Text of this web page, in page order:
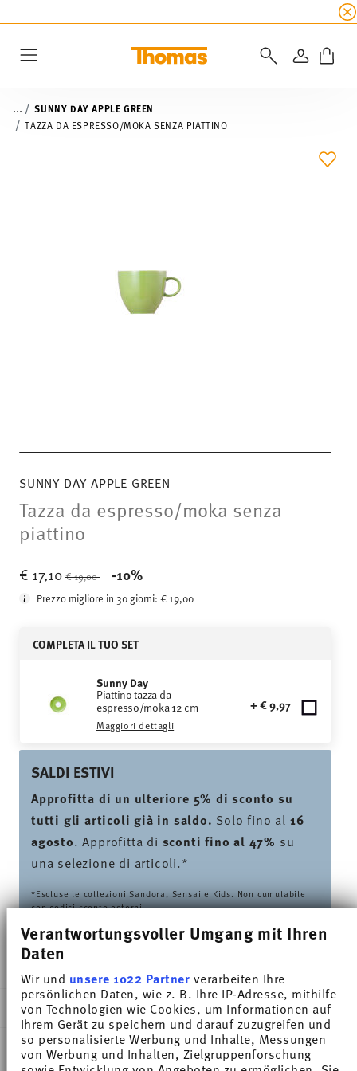
Verantwortungsvoller Umgang mit Ihren
Daten
Wir und unsere 1022 Partnerverarbeiten Ihre
persönlichen Daten, wie z. B. Ihre IP-Adresse, mithilfe
von Technologien wie Cookies, um Informationen auf
Ihrem Gerät zu speichern und darauf zuzugreifen und
so personalisierte Werbung und Inhalte, Messungen
von Werbung und Inhalten, Zielgruppenforschung
5% di sconto extra! Fino al
ACCEDI
... SUNNY DAY APPLE GREEN
TAZZA DA ESPRESSO/MOKA SENZA PIATTINO
SUNNY DAY APPLE GREEN
Tazza da espresso/moka senza
piattino
€ 17,10 Price reduced from
€ 19,00 -10%
Prezzo migliore in 30 giorni:€ 19,00
COMPLETA IL TUO SET
Sunny Day
Piattino tazza da
espresso/moka 12 cm
Maggiori dettagli
+ € 9,97
SALDI ESTIVI
Approfitta di un ulteriore 5% di sconto su
tutti gli articoli già in saldo. Solo fino al 16
agosto. Approfitta di sconti fino al 47% su
una selezione di articoli.*
*Escluse le collezioni Sandora, Sensai e Kids. Non cumulabile
con codici sconto esterni.
CONSEGNATO IN 5-7 GIORNI LAVORATIVI
DESCRIZIONE